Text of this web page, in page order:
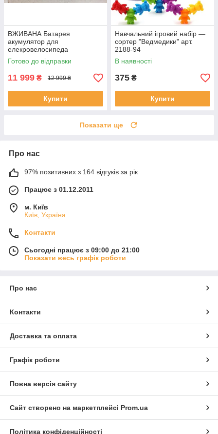
ВЖИВАНА Батарея
акумулятор для
елекровелосипеда
горизонтальний Bosch 625Вт
PowerTube Smart system 36В
16.7Аг Performance Line CX
Готово до відправки
11 999 ₴ 12 999 ₴
Купити
Навчальний ігровий набір —
сортер "Ведмедики" арт.
2188-94
В наявності
375 ₴
Купити
Показати ще
Про нас
97% позитивних з 164 відгуків за рік
Працює з 01.12.2011
м. Київ
Київ, Україна
Контакти
Сьогодні працює з 09:00 до 21:00
Показати весь графік роботи
Про нас
Контакти
Доставка та оплата
Графік роботи
Повна версія сайту
Сайт створено на маркетплейсі Prom.ua
Політика конфіденційності